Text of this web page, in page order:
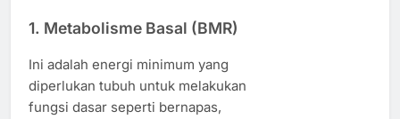
1. Metabolisme Basal (BMR)
Ini adalah energi minimum yang
diperlukan tubuh untuk melakukan
fungsi dasar seperti bernapas,